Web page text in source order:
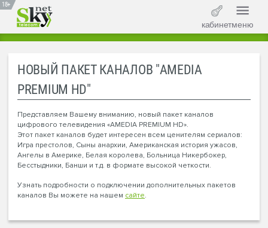
18+
кабинетменю
НОВЫЙ ПАКЕТ КАНАЛОВ "AMEDIA
PREMIUM HD"
Представляем Вашему вниманию, новый пакет каналов
цифрового телевидения «AMEDIA PREMIUM HD».
Этот пакет каналов будет интересен всем ценителям сериалов:
Игра престолов, Сыны анархии, Американская история ужасов,
Ангелы в Америке, Белая королева, Больница Никербокер,
Бесстыдники, Банши и т.д. в формате высокой четкости.
Узнать подробности о подключении дополнительных пакетов
каналов Вы можете на нашем сайте.